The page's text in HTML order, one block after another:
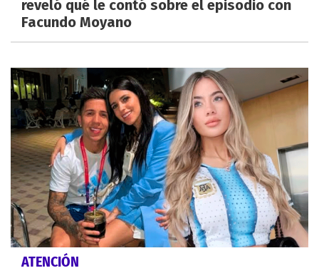
reveló qué le contó sobre el episodio con
Facundo Moyano
ATENCIÓN